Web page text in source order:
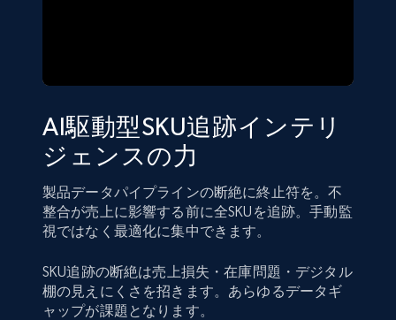
AI駆動型SKU追跡インテリ
ジェンスの力
製品データパイプラインの断絶に終止符を。不
整合が売上に影響する前に全SKUを追跡。手動監
視ではなく最適化に集中できます。
SKU追跡の断絶は売上損失・在庫問題・デジタル
棚の見えにくさを招きます。あらゆるデータギ
ャップが課題となります。